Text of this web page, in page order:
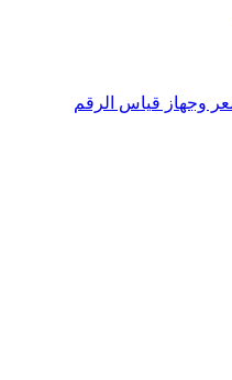
وجهاز قياس الرقم